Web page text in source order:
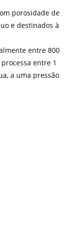
porosidade de
e destinados à
entre 800
entre 1
a uma pressão